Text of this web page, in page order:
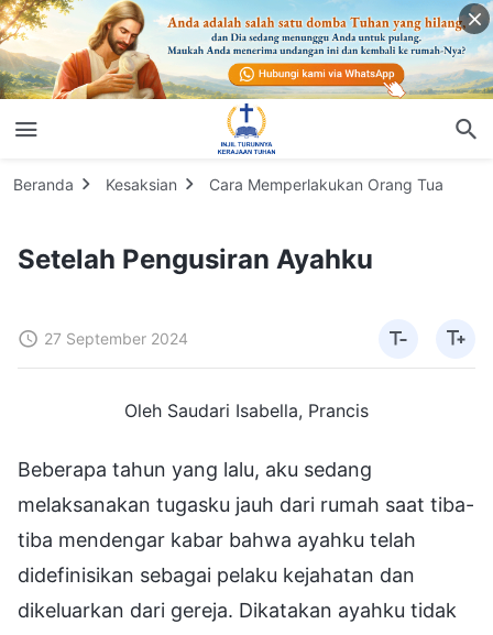
Beranda Kesaksian Cara Memperlakukan Orang Tua
Setelah Pengusiran Ayahku
27 September 2024
Oleh Saudari Isabella, Prancis
Beberapa tahun yang lalu, aku sedang
melaksanakan tugasku jauh dari rumah saat tiba-
tiba mendengar kabar bahwa ayahku telah
didefinisikan sebagai pelaku kejahatan dan
dikeluarkan dari gereja. Dikatakan ayahku tidak